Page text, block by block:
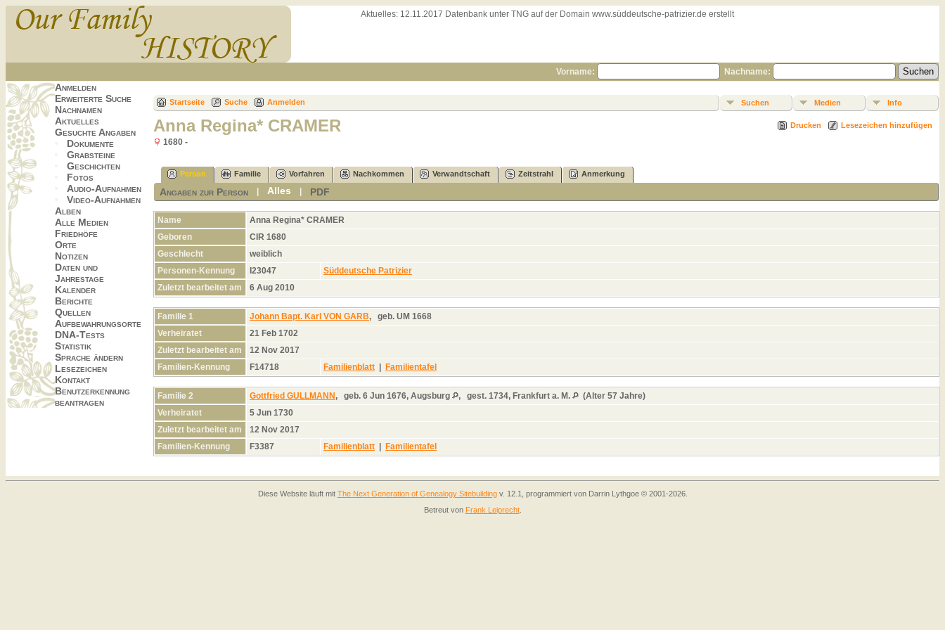
Aktuelles: 12.11.2017 Datenbank unter TNG auf der Domain www.süddeutsche-patrizier.de erstellt
Vorname: Nachname:
Anmelden
Erweiterte Suche
Nachnamen
Aktuelles
Gesuchte Angaben
Dokumente
Grabsteine
Geschichten
Fotos
Audio-Aufnahmen
Video-Aufnahmen
Alben
Alle Medien
Friedhöfe
Orte
Notizen
Daten und
Jahrestage
Kalender
Berichte
Quellen
Aufbewahrungsorte
DNA-Tests
Statistik
Sprache ändern
Lesezeichen
Kontakt
Benutzerkennung
beantragen
Startseite Suche Anmelden Suchen Medien Info
Drucken Lesezeichen hinzufügen
Anna Regina* CRAMER
1680 -
Person Familie Vorfahren Nachkommen Verwandtschaft Zeitstrahl Anmerkung
Angaben zur Person |Alles PDF
Name Anna Regina* CRAMER
Geboren
CIR 1680
Geschlecht
weiblich
Personen-Kennung
I23047
Süddeutsche Patrizier
Zuletzt bearbeitet am
6 Aug 2010
Familie 1 Johann Bapt. Karl VON GARB, geb. UM 1668
Verheiratet
21 Feb 1702
Zuletzt bearbeitet am
12 Nov 2017
Familien-Kennung
F14718 Familienblatt | Familientafel
Familie 2 Gottfried GULLMANN, geb. 6 Jun 1676, Augsburg , gest. 1734, Frankfurt a. M.
(Alter 57 Jahre)
Verheiratet
5 Jun 1730
Zuletzt bearbeitet am
12 Nov 2017
Familien-Kennung
F3387 Familienblatt | Familientafel
Diese Website läuft mit The Next Generation of Genealogy Sitebuildingv. 12.1, programmiert von Darrin Lythgoe © 2001-2026.
Betreut von Frank Leiprecht.